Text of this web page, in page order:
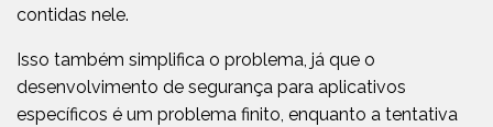
contidas nele.
Isso também simplifica o problema, já que o
desenvolvimento de segurança para aplicativos
específicos é um problema finito, enquanto a tentativa